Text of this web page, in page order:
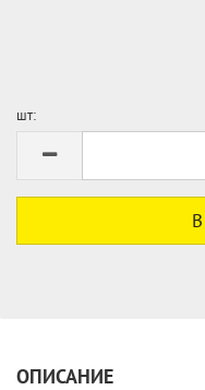
шт:
ОПИСАНИЕ